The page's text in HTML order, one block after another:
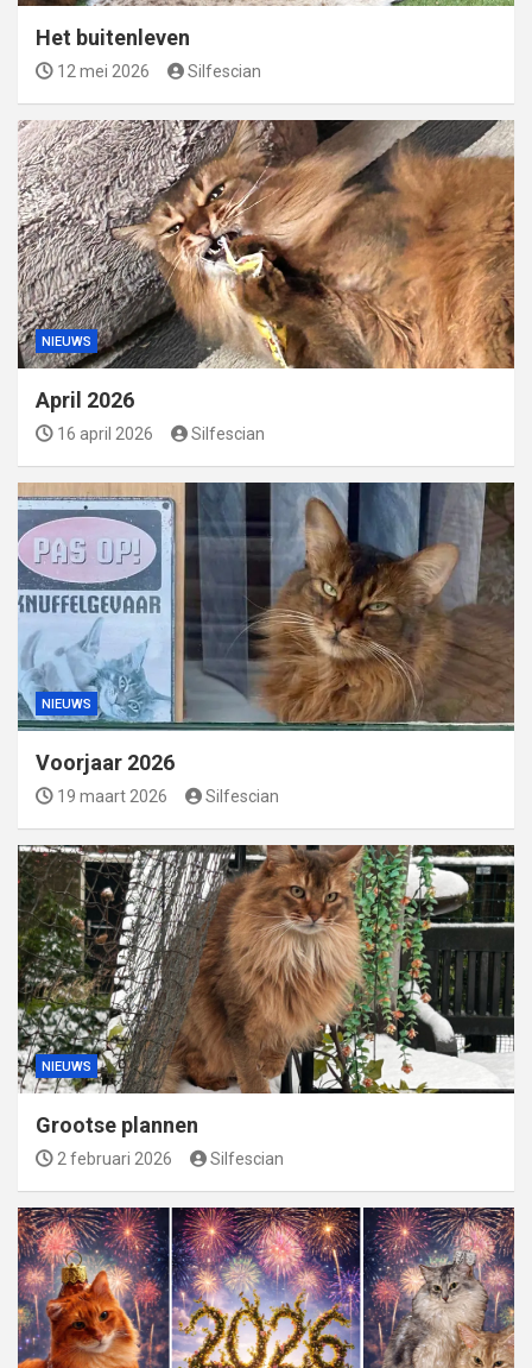
Het buitenleven
12 mei 2026 Silfescian
NIEUWS
April 2026
16 april 2026 Silfescian
NIEUWS
Voorjaar 2026
19 maart 2026 Silfescian
NIEUWS
Grootse plannen
2 februari 2026 Silfescian